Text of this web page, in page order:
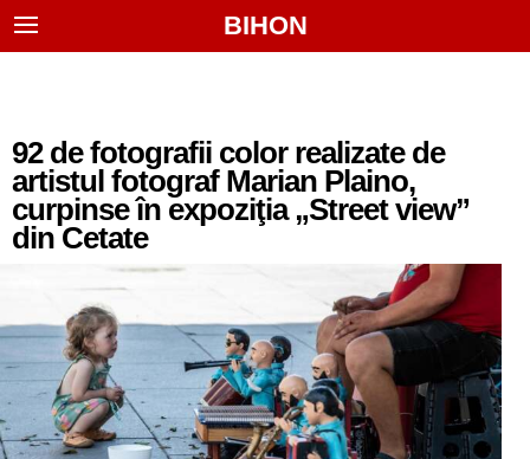
BIHON
92 de fotografii color realizate de
artistul fotograf Marian Plaino,
curpinse în expoziţia „Street view”
din Cetate